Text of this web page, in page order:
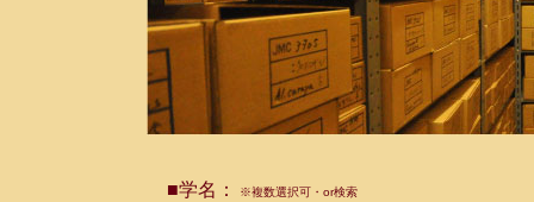
■学名： ※複数選択可・or検索